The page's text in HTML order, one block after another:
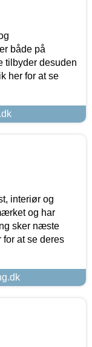
både på
tilbyder desuden
her for at se
interiør og
og har
sker næste
at se deres